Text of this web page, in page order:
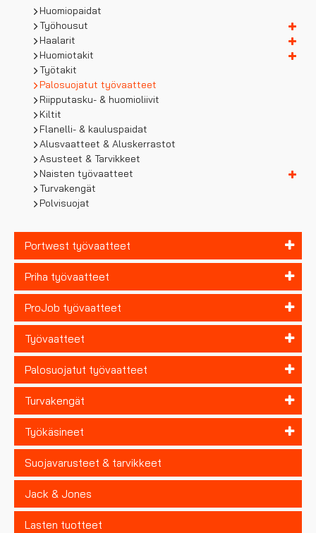
Huomiopaidat
Työhousut
Haalarit
Huomiotakit
Työtakit
Palosuojatut työvaatteet
Riipputasku- & huomioliivit
Kiltit
Flanelli- & kauluspaidat
Alusvaatteet & Aluskerrastot
Asusteet & Tarvikkeet
Naisten työvaatteet
Turvakengät
Polvisuojat
Portwest työvaatteet
Priha työvaatteet
ProJob työvaatteet
Työvaatteet
Palosuojatut työvaatteet
Turvakengät
Työkäsineet
Suojavarusteet & tarvikkeet
Jack & Jones
Lasten tuotteet